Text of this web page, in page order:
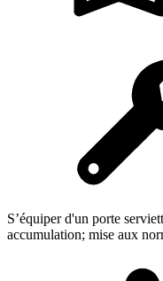
S’équiper d'un porte
accumulation; mise aux